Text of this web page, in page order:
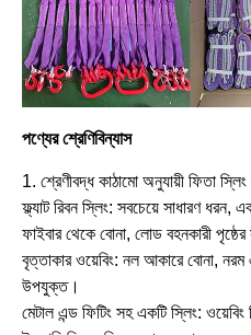
পণ্যের শ্রেণিবিন্যাস
1. শ্রেণীবদ্ধ কাঠামো অনুযায়ী ফিতা
ফ্ল্যাট রিবন স্লিং: সবচেয়ে সাধারণ ধরন,
ফাইবার থেকে বোনা, লোড বহনকারী
বৃত্তাকার ওয়েবিং: নল আকারে বোনা,
উপযুক্ত।
মেটাল এন্ড ফিটিং সহ একটি স্লিং: